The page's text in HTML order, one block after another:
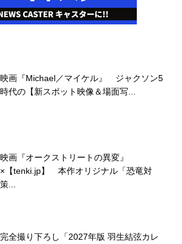
映画『Michael／マイケル』 ジャクソン5
時代の【新スポット映像＆場面写...
映画『オークストリートの異変』
×【tenki.jp】 本作オリジナル「恐竜対
策...
完全撮り下ろし「2027年版 羽生結弦カレ